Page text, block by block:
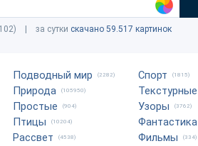
| за сутки скачано 59.517 картинок
Подводный мир (2282)
Природа (105950)
Простые (904)
Птицы (10204)
Рассвет (4538)
Спорт (1815)
Текстурные
Узоры (3762)
Фантастика
Фильмы (334)